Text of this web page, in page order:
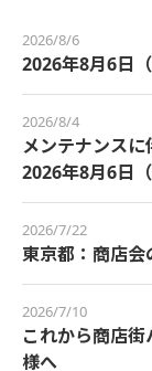
2026/8/6
2026年8月6日
2026/8/4
メンテナンスに
2026年8月6日
2026/7/22
東京都：商店会
2026/7/10
これから商店
様へ